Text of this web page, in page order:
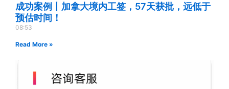
成功案例丨加拿大境内工签，57天获批，远低于
预估时间！
08:53
Read More »